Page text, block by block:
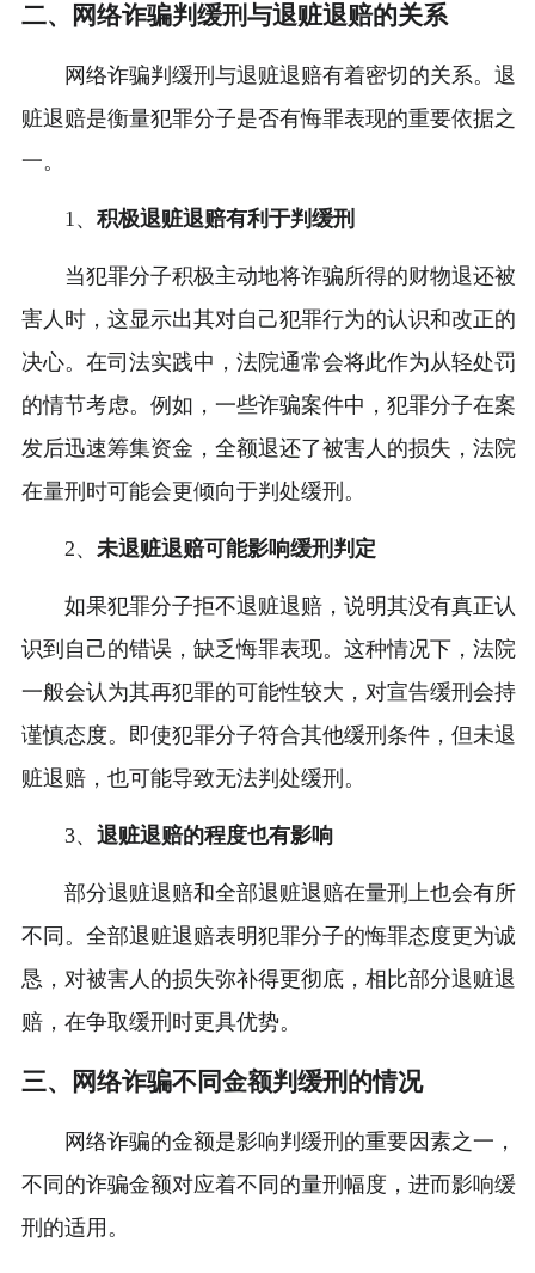
二、网络诈骗判缓刑与退赃退赔的关系
网络诈骗判缓刑与退赃退赔有着密切的关系。退
赃退赔是衡量犯罪分子是否有悔罪表现的重要依据之
一。
1、 积极退赃退赔有利于判缓刑
当犯罪分子积极主动地将诈骗所得的财物退还被
害人时，这显示出其对自己犯罪行为的认识和改正的
决心。在司法实践中，法院通常会将此作为从轻处罚
的情节考虑。例如，一些诈骗案件中，犯罪分子在案
发后迅速筹集资金，全额退还了被害人的损失，法院
在量刑时可能会更倾向于判处缓刑。
2、 未退赃退赔可能影响缓刑判定
如果犯罪分子拒不退赃退赔，说明其没有真正认
识到自己的错误，缺乏悔罪表现。这种情况下，法院
一般会认为其再犯罪的可能性较大，对宣告缓刑会持
谨慎态度。即使犯罪分子符合其他缓刑条件，但未退
赃退赔，也可能导致无法判处缓刑。
3、 退赃退赔的程度也有影响
部分退赃退赔和全部退赃退赔在量刑上也会有所
不同。全部退赃退赔表明犯罪分子的悔罪态度更为诚
恳，对被害人的损失弥补得更彻底，相比部分退赃退
赔，在争取缓刑时更具优势。
三、网络诈骗不同金额判缓刑的情况
网络诈骗的金额是影响判缓刑的重要因素之一，
不同的诈骗金额对应着不同的量刑幅度，进而影响缓
刑的适用。